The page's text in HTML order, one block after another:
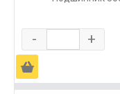
- +
Ä